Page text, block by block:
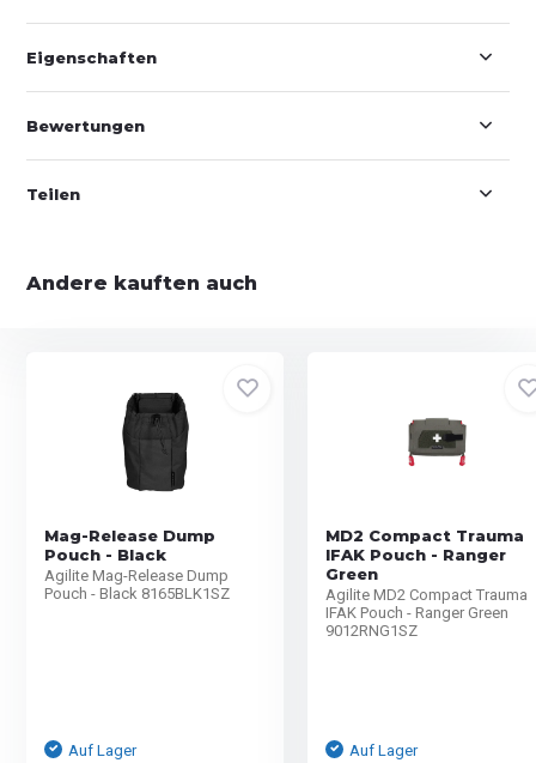
Eigenschaften
Bewertungen
Teilen
Andere kauften auch
Mag-Release Dump
Pouch - Black
Agilite Mag-Release Dump
Pouch - Black 8165BLK1SZ
Auf Lager
MD2 Compact Trauma
IFAK Pouch - Ranger
Green
Agilite MD2 Compact Trauma
IFAK Pouch - Ranger Green
9012RNG1SZ
Auf Lager